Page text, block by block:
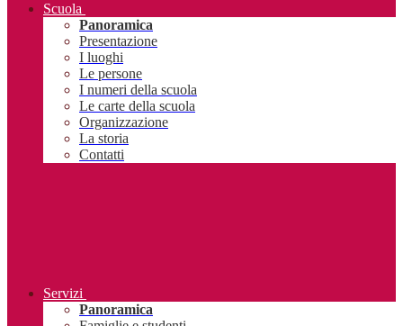
Scuola
Panoramica
Presentazione
I luoghi
Le persone
I numeri della scuola
Le carte della scuola
Organizzazione
La storia
Contatti
Servizi
Panoramica